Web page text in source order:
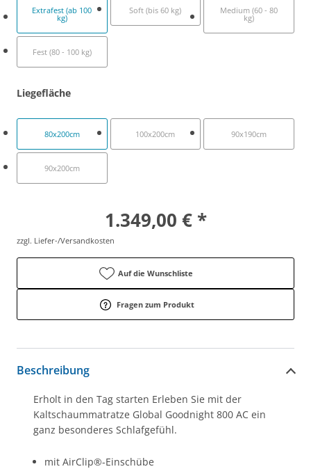
Extrafest (ab 100
kg)
Soft (bis 60 kg) Medium (60 - 80
kg)
Fest (80 - 100 kg)
Liegefläche
80x200cm 100x200cm 90x190cm
90x200cm
1.349,00 € *
zzgl. Liefer-/Versandkosten
Auf die Wunschliste
Fragen zum Produkt
Beschreibung
Erholt in den Tag starten Erleben Sie mit der
Kaltschaummatratze Global Goodnight 800 AC ein
ganz besonderes Schlafgefühl.
mit AirClip®-Einschübe